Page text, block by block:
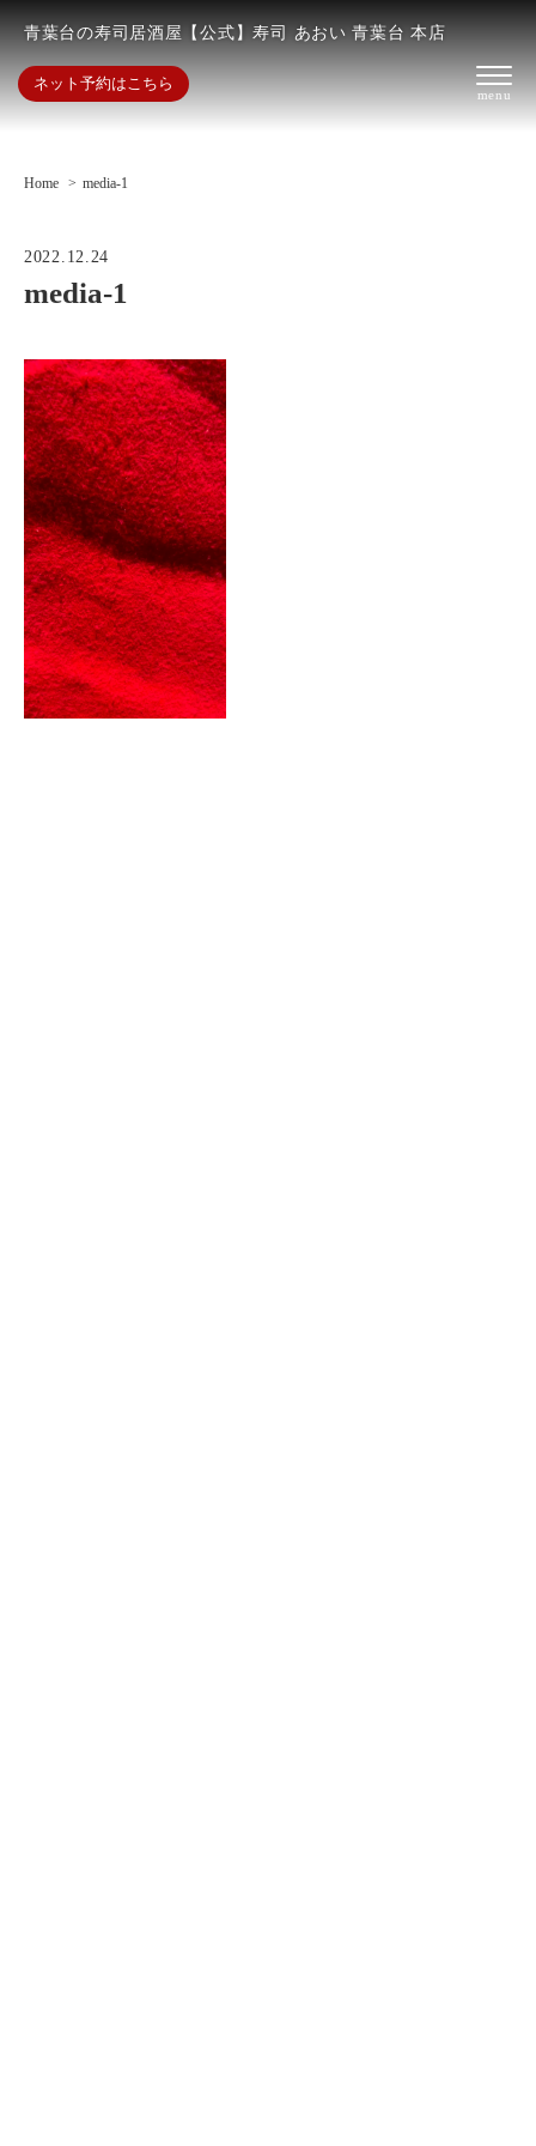
青葉台の寿司居酒屋【公式】寿司 あおい 青葉台 本店
ネット予約はこちら
Home media-1
2022.12.24
media-1